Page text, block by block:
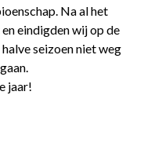
Na al het
eindigden wij op de
seizoen niet weg
jaar!